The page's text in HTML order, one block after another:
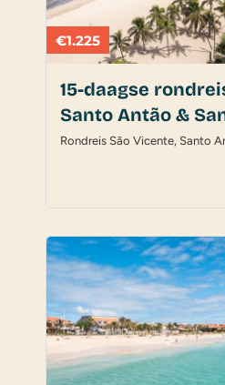
€1.225
15-daagse
Santo Antão &
Rondreis São Vicente, Santo